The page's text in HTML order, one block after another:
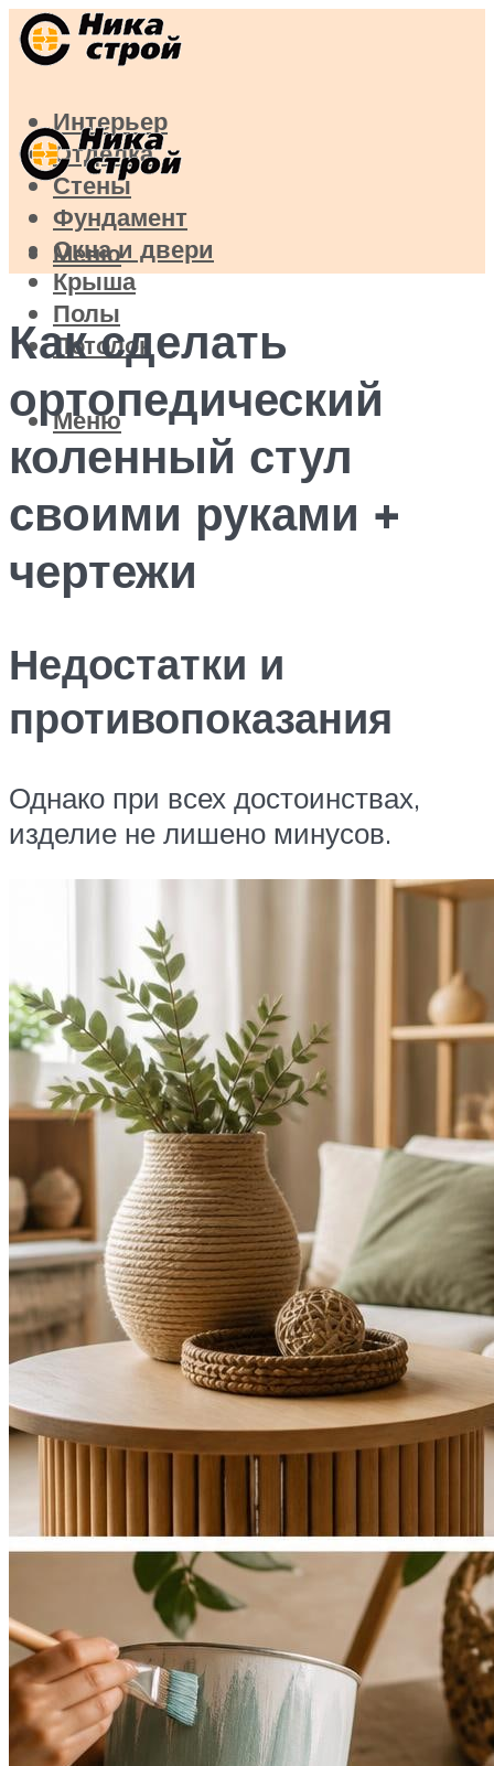
Интерьер
Отделка
Стены
Фундамент
Окна и двери
Крыша
Полы
Потолок
Меню
Меню
Как сделать
ортопедический
коленный стул
своими руками +
чертежи
Недостатки и
противопоказания
Однако при всех достоинствах,
изделие не лишено минусов.